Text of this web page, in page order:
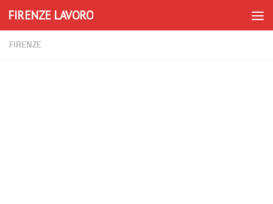
Skip to content
FIRENZE LAVORO
FIRENZE